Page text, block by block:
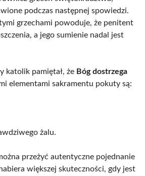
podczas następnej spowiedzi.
grzechami powoduje, że penitent
a jego sumienie nadal jest
katolik pamiętał, że Bóg dostrzega
elementami sakramentu pokuty są:
żalu.
przeżyć autentyczne pojednanie
większej skuteczności, gdy jest